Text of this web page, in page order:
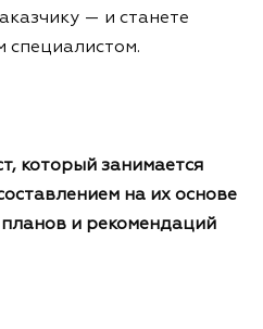
— и станете
специалистом.
который занимается
на их основе
планов и рекомендаций